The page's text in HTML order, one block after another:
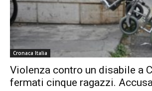
Cronaca Italia
Violenza contro un disabile a
fermati cinque ragazzi.